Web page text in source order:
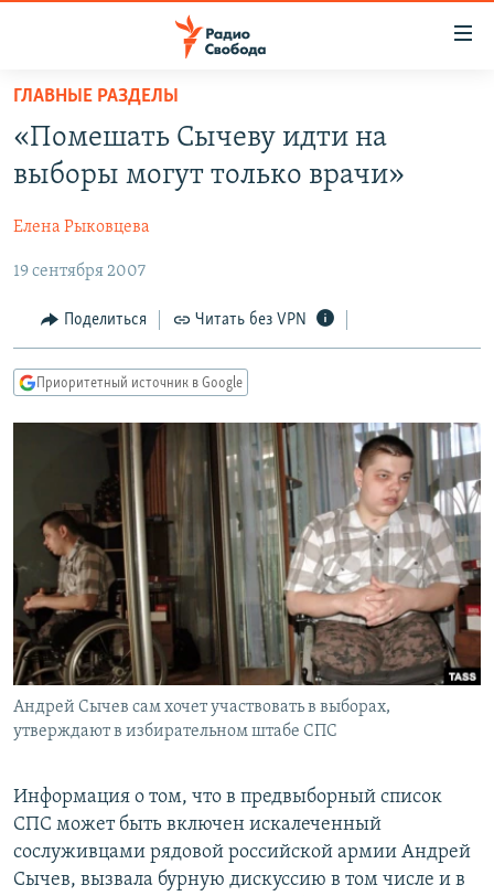
упрощенного
доступа
Вернуться
основному
Вернутся
главной
навигации
Вернутся
ПОДКАСТЫ
АВТОРСКИЕ ПРОЕКТЫ
ЦИТАТЫ СВОБОДЫ
МНЕНИЯ
КУЛЬТУРА
IDEL.РЕАЛИИ
КАВКАЗ.РЕАЛИИ
СЕВЕР.РЕАЛИИ
СИБИРЬ.РЕАЛИИ
РАСПИСАНИЕ ВЕЩАНИЯ
ПОДПИШИТЕСЬ НА РАССЫЛКУ
СОЦИАЛЬНЫЕ СЕТИ
ГЛАВНЫЕ РАЗДЕЛЫ
«Помешать Сычеву идти на
выборы могут только врачи»
Елена Рыковцева
19 сентября 2007
Поделиться Читать без VPN
Приоритетный источник в Google
Андрей Сычев сам хочет участвовать в выборах,
утверждают в избирательном штабе СПС
Информация о том, что в предвыборный список
СПС может быть включен искалеченный
сослуживцами рядовой российской армии Андрей
Сычев, вызвала бурную дискуссию в том числе и в